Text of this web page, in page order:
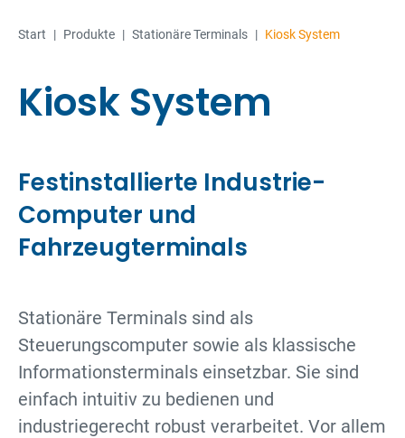
Start | Produkte | Stationäre Terminals | Kiosk System
Kiosk System
Festinstallierte Industrie-
Computer und
Fahrzeugterminals
Stationäre Terminals sind als
Steuerungscomputer sowie als klassische
Informationsterminals einsetzbar. Sie sind
einfach intuitiv zu bedienen und
industriegerecht robust verarbeitet. Vor allem